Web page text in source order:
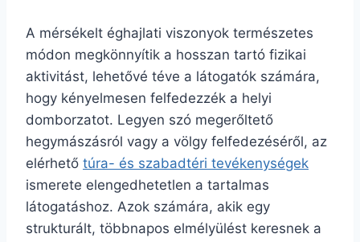
A mérsékelt éghajlati viszonyok természetes
módon megkönnyítik a hosszan tartó fizikai
aktivitást, lehetővé téve a látogatók számára,
hogy kényelmesen felfedezzék a helyi
domborzatot. Legyen szó megerőltető
hegymászásról vagy a völgy felfedezéséről, az
elérhető túra- és szabadtéri tevékenységek
ismerete elengedhetetlen a tartalmas
látogatáshoz. Azok számára, akik egy
strukturált, többnapos elmélyülést keresnek a